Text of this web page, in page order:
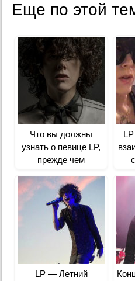
Еще по этой
Что вы должны
узнать о певице LP,
прежде чем
LP — Летний